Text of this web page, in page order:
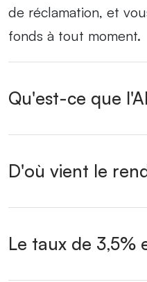
de réclamation, et
fonds à tout moment.
Qu'est-ce que
D'où vient le
Le taux de 3,5%